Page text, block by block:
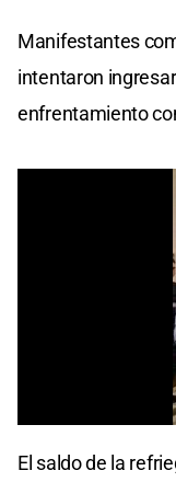
Manifestantes
intentaron
enfrentamiento
of
El saldo de la